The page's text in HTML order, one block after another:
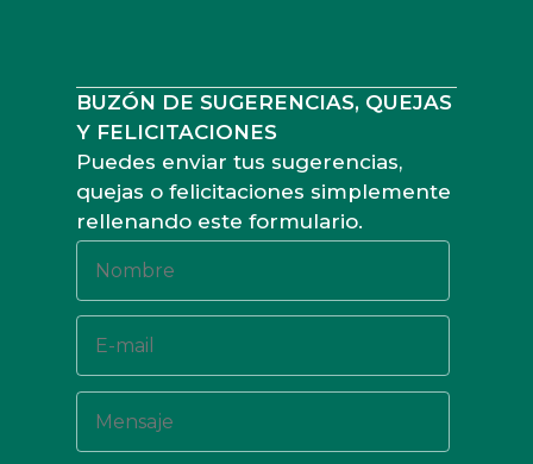
BUZÓN DE SUGERENCIAS, QUEJAS
Y FELICITACIONES
Puedes enviar tus sugerencias,
quejas o felicitaciones simplemente
rellenando este formulario.